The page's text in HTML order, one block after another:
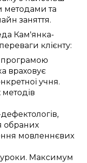
методами та
заняття.
Кам'янка-
переваги клієнту:
програмою
враховує
учня.
методів
,
обраних
мовленнєвих
уроки. Максимум